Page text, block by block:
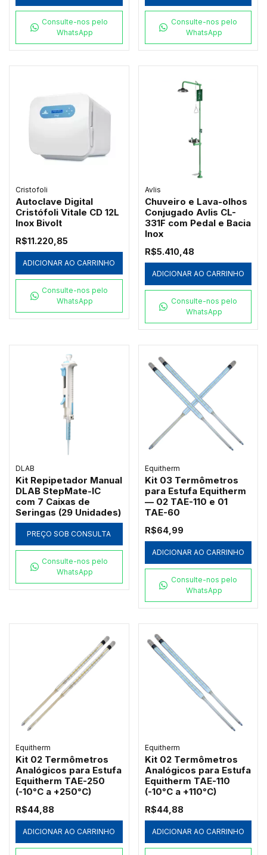
Consulte-nos pelo
WhatsApp
Consulte-nos pelo
WhatsApp
Cristofoli
Autoclave Digital
Cristófoli Vitale CD 12L
Inox Bivolt
R$11.220,85
ADICIONAR AO CARRINHO
Consulte-nos pelo
WhatsApp
Avlis
Chuveiro e Lava-olhos
Conjugado Avlis CL-
331F com Pedal e Bacia
Inox
R$5.410,48
ADICIONAR AO CARRINHO
Consulte-nos pelo
WhatsApp
DLAB
Kit Repipetador Manual
DLAB StepMate-IC
com 7 Caixas de
Seringas (29 Unidades)
PREÇO SOB CONSULTA
Consulte-nos pelo
WhatsApp
Equitherm
Kit 03 Termômetros
para Estufa Equitherm
— 02 TAE-110 e 01
TAE-60
R$64,99
ADICIONAR AO CARRINHO
Consulte-nos pelo
WhatsApp
Equitherm
Kit 02 Termômetros
Analógicos para Estufa
Equitherm TAE-250
(-10°C a +250°C)
R$44,88
ADICIONAR AO CARRINHO
Equitherm
Kit 02 Termômetros
Analógicos para Estufa
Equitherm TAE-110
(-10°C a +110°C)
R$44,88
ADICIONAR AO CARRINHO